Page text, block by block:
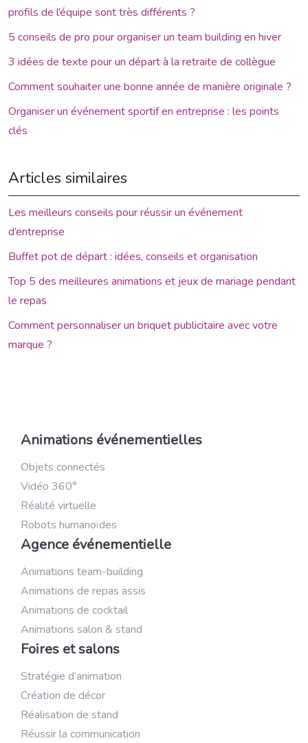
profils de l’équipe sont très différents ?
5 conseils de pro pour organiser un team building en hiver
3 idées de texte pour un départ à la retraite de collègue
Comment souhaiter une bonne année de manière originale ?
Organiser un événement sportif en entreprise : les points
clés
Articles similaires
Les meilleurs conseils pour réussir un événement
d’entreprise
Buffet pot de départ : idées, conseils et organisation
Top 5 des meilleures animations et jeux de mariage pendant
le repas
Comment personnaliser un briquet publicitaire avec votre
marque ?
Animations événementielles
Objets connectés
Vidéo 360°
Réalité virtuelle
Robots humanoïdes
Agence événementielle
Animations team-building
Animations de repas assis
Animations de cocktail
Animations salon & stand
Foires et salons
Stratégie d’animation
Création de décor
Réalisation de stand
Réussir la communication